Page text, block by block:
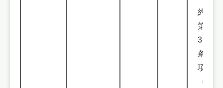
約款
第
32
条４
項
（建